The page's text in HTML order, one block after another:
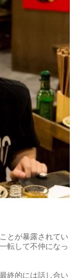
とが暴露されてい
転して不仲になっ
終的には話し合い